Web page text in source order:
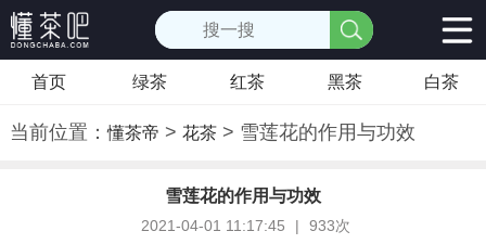
首页 绿茶 红茶 黑茶 白茶
当前位置：懂茶帝 > 花茶> 雪莲花的作用与功效
雪莲花的作用与功效
2021-04-01 11:17:45 | 933次